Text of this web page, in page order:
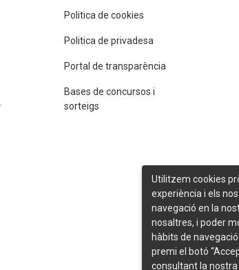
Politica de cookies
Politica de privadesa
Portal de transparència
Bases de concursos i
sorteigs
Utilitzem cookies
experiència i els
navegació en la
nosaltres, i poder
hàbits de
premi el botó
consultant la nostra